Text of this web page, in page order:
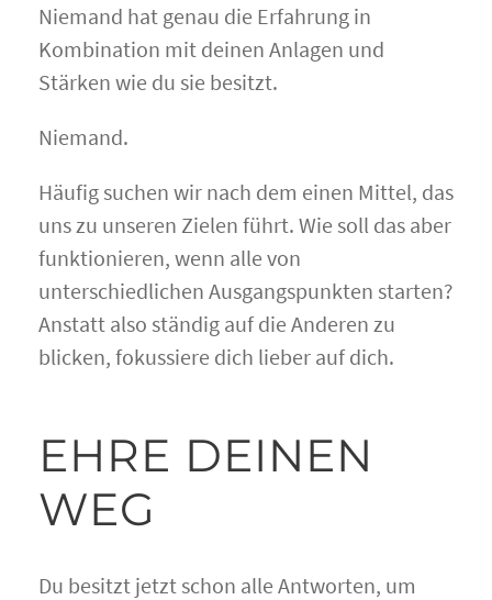
Niemand hat genau die Erfahrung in
Kombination mit deinen Anlagen und
Stärken wie du sie besitzt.
Niemand.
Häufig suchen wir nach dem einen Mittel, das
uns zu unseren Zielen führt. Wie soll das aber
funktionieren, wenn alle von
unterschiedlichen Ausgangspunkten starten?
Anstatt also ständig auf die Anderen zu
blicken, fokussiere dich lieber auf dich.
EHRE DEINEN
WEG
Du besitzt jetzt schon alle Antworten, um